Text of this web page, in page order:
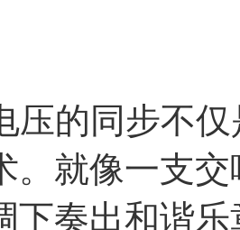
压的同步不
。就像一支
下奏出和谐